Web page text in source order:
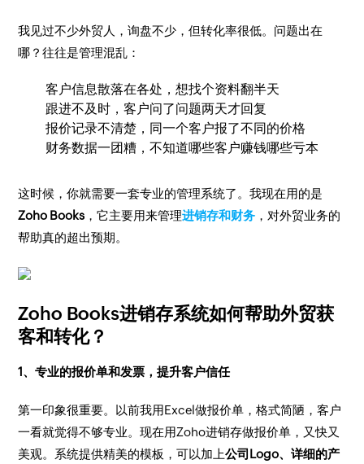
我见过不少外贸人，询盘不少，但转化率很低。问题出在
哪？往往是管理混乱：
客户信息散落在各处，想找个资料翻半天
跟进不及时，客户问了问题两天才回复
报价记录不清楚，同一个客户报了不同的价格
财务数据一团糟，不知道哪些客户赚钱哪些亏本
这时候，你就需要一套专业的管理系统了。我现在用的是
Zoho Books ，它主要用来管理进销存和财务 ，对外贸业务的
帮助真的超出预期。
Zoho Books进销存系统如何帮助外贸获
客和转化？
1、专业的报价单和发票，提升客户信任
第一印象很重要。以前我用Excel做报价单，格式简陋，客户
一看就觉得不够专业。现在用Zoho进销存做报价单，又快又
美观。系统提供精美的模板，可以加上公司Logo、详细的产